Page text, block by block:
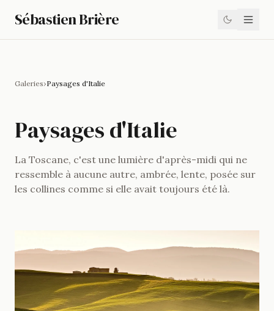
Sébastien Brière
Galeries›Paysages d'Italie
Paysages d'Italie
La Toscane, c'est une lumière d'après-midi qui ne
ressemble à aucune autre, ambrée, lente, posée sur
les collines comme si elle avait toujours été là.